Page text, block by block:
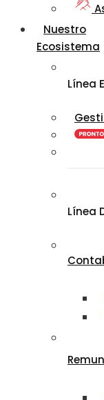
Nuestro
Ecosistema
Línea
Línea